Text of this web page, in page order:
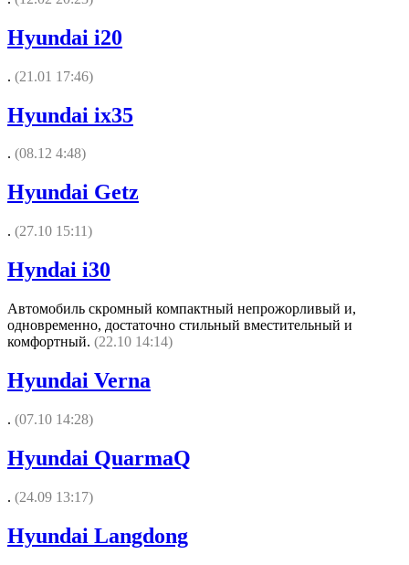
Hyundai i20
. (21.01 17:46)
Hyundai ix35
. (08.12 4:48)
Hyundai Getz
. (27.10 15:11)
Hyndai i30
Автомобиль скромный компактный непрожорливый и,
одновременно, достаточно стильный вместительный и
комфортный. (22.10 14:14)
Hyundai Verna
. (07.10 14:28)
Hyundai QuarmaQ
. (24.09 13:17)
Hyundai Langdong